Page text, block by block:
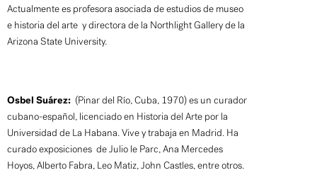
Actualmente es profesora asociada de estudios de museo
e historia del arte y directora de la Northlight Gallery de la
Arizona State University.
Osbel Suárez: (Pinar del Río, Cuba, 1970) es un curador
cubano-español, licenciado en Historia del Arte por la
Universidad de La Habana. Vive y trabaja en Madrid. Ha
curado exposiciones de Julio le Parc, Ana Mercedes
Hoyos, Alberto Fabra, Leo Matiz, John Castles, entre otros.